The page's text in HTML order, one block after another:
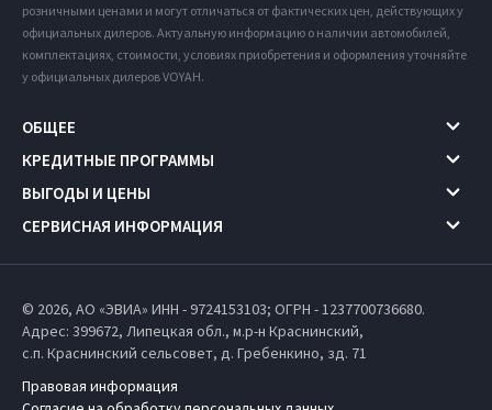
розничными ценами и могут отличаться от фактических цен, действующих у
официальных дилеров. Актуальную информацию о наличии автомобилей,
комплектациях, стоимости, условиях приобретения и оформления уточняйте
у официальных дилеров VOYAH.
ОБЩЕЕ
КРЕДИТНЫЕ ПРОГРАММЫ
ВЫГОДЫ И ЦЕНЫ
СЕРВИСНАЯ ИНФОРМАЦИЯ
© 2026, АО «ЭВИА» ИНН - 9724153103; ОГРН - 1237700736680.
Адрес: 399672, Липецкая обл., м.р-н Краснинский,
с.п. Краснинский сельсовет, д. Гребенкино, зд. 71
Правовая информация